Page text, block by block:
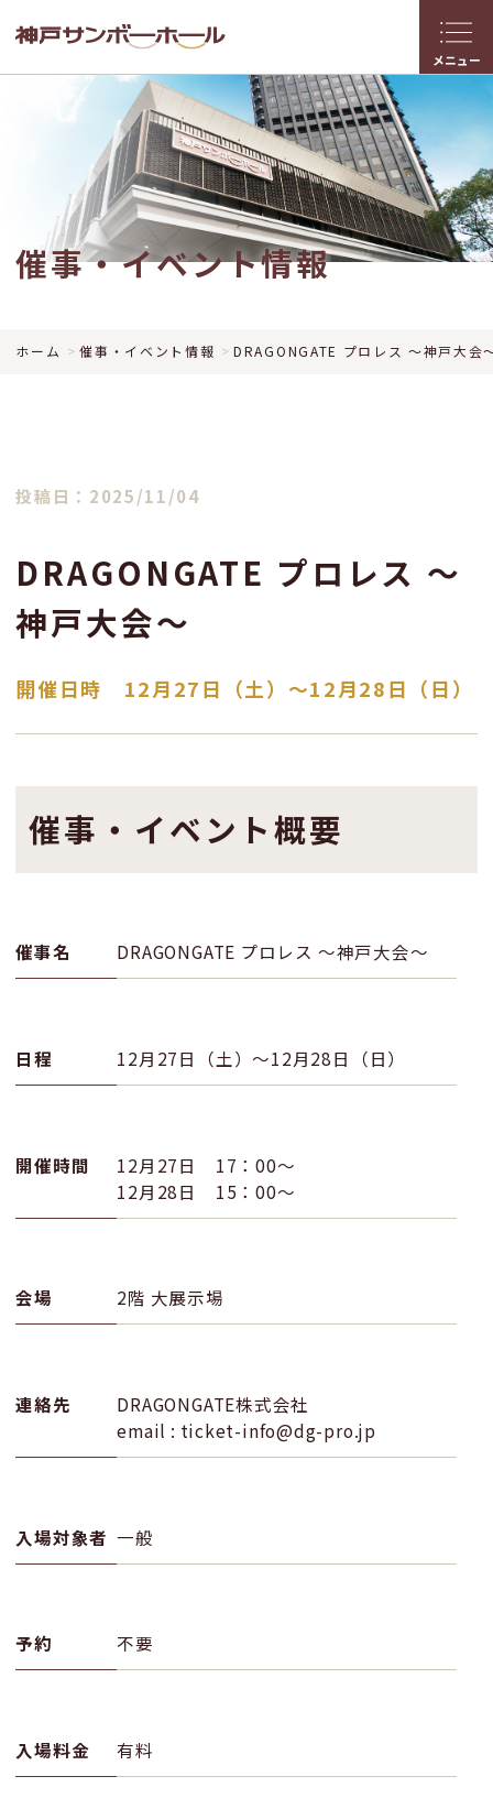
メニュー
催事・イベント情報
ホーム 催事・イベント情報 DRAGONGATE プロレス ～神戸大会
DRAGONGATE プロレス ～
神戸大会～
投稿日：2025/11/04
開催日時 12月27日（土）〜12月28日（日）
催事・イベント概要
催事名 DRAGONGATE プロレス ～神戸大会～
日程 12月27日（土）〜12月28日（日）
開催時間
12月27日 17：00〜
12月28日 15：00〜
会場 2階 大展示場
連絡先
DRAGONGATE株式会社
email : ticket-info@dg-pro.jp
入場対象者 一般
予約 不要
入場料金 有料